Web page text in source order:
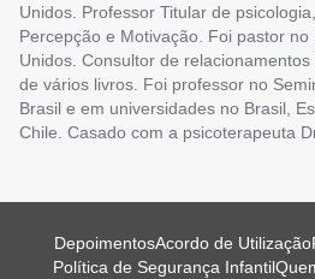
Unidos. Professor Titular de
Percepção e Motivação. Foi pastor no
Unidos. Consultor de
de vários livros. Foi professor no
Brasil e em universidades no Brasil,
Chile. Casado com a psicoterapeuta
DepoimentosAcordo de Utilização
Política de Segurança Infantil